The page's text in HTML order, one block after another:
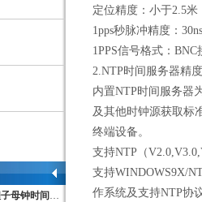
RC436基础时钟系统：智能化工程子母钟时间同步配套设备
定位精度：小于2.5米
1pps秒脉冲精度：
1PPS信号格式：
2.NTP时间服务器精
内置NTP时间服务器
及其他时钟源获取标
终端设备。
支持NTP（
支持WINDOWS9X/
作系统及支持NTP协